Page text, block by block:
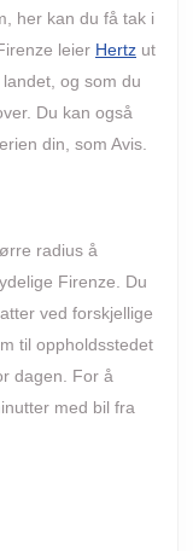
her kan du få tak i
leier Hertz ut
og som du
Du kan også
din, som Avis.
radius å
Firenze. Du
ved forskjellige
til oppholdsstedet
dagen. For å
med bil fra